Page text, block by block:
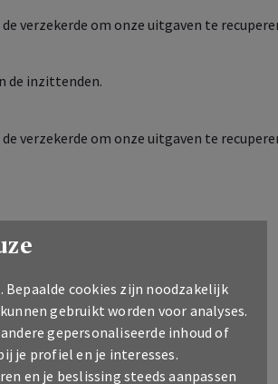
verzekerde om onze uitgaven te
de inzittenden.
verzekerde om onze uitgaven te
Bepaalde cookies zijn noodzakelijk
gebruikt worden voor analyses.
gepersonaliseerde inhoud of
je profiel en je interesses.
en je beslissing steeds aanpassen